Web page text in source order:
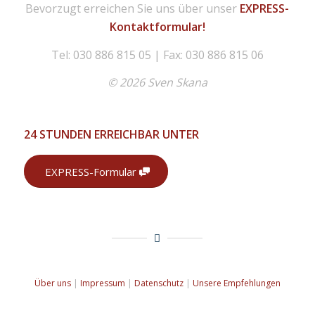
Bevorzugt erreichen Sie uns über unser EXPRESS-
Kontaktformular!
Tel: 030 886 815 05 | Fax: 030 886 815 06
© 2026 Sven Skana
24 STUNDEN ERREICHBAR UNTER
EXPRESS-Formular
Über uns| Impressum | Datenschutz | Unsere Empfehlungen